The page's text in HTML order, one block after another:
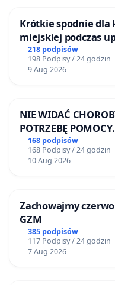
Krótkie spodnie
miejskiej podczas
218 podpisów
198 Podpisy / 24 godzin
9 Aug 2026
NIE WIDAĆ
POTRZEBĘ
Airport o
DISABILITIES
UKRYTE
168 podpisów
168 Podpisy / 24 godzin
10 Aug 2026
Zachowajmy
GZM
385 podpisów
117 Podpisy / 24 godzin
7 Aug 2026